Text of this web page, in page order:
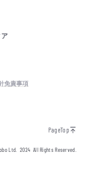
免責事項
PageTop
Ltd.2024 All Rights Reserved.